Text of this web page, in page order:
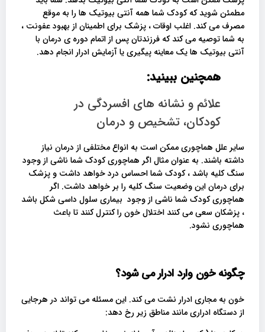
مطمئن شوید که کودک شما همه آنتی بیوتیک ها را به موقع
مصرف می کند. اغلب اوقات ، پزشک برای اطمینان از بهبود عفونت ،
به شما توصیه می کند که فرزندتان پس از اتمام دوره ی درمان با
آنتی بیوتیک ها یک معاینه پیگیری یا آزمایش ادرار انجام دهد.
همچنین ببینید:
علائم و نشانه های افسردگی در
کودکان، تشخیص و درمان
سایر علل هماچوری ممکن است به انواع مختلفی از درمان نیاز
داشته باشند. به عنوان مثال اگر هماچوری کودک شما ناشی از وجود
سنگ کلیه باشد ، کودک شما احساس درد خواهد داشت و پزشک
برای درمان این وضعیت سنگ کلیه را بر خواهد داشت. اگر
هماچوری کودک شما ناشی از وجود بیماری سلول داسی شکل باشد
، پزشکان سعی می کنند اختلال خون را کنترل کنند تا باعث
هماچوری نشود.
چگونه خون وارد ادرار می شود؟
خون به مجاری ادرار نشت می کند. این مسئله می تواند در هرجایی
از دستگاه ادراری مانند مناطق زیر رخ دهد: